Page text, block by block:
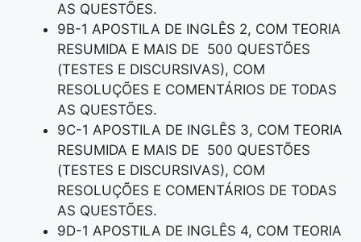
AS QUESTÕES.
9B-1 APOSTILA DE INGLÊS 2, COM TEORIA
RESUMIDA E MAIS DE 500 QUESTÕES
(TESTES E DISCURSIVAS), COM
RESOLUÇÕES E COMENTÁRIOS DE TODAS
AS QUESTÕES.
9C-1 APOSTILA DE INGLÊS 3, COM TEORIA
RESUMIDA E MAIS DE 500 QUESTÕES
(TESTES E DISCURSIVAS), COM
RESOLUÇÕES E COMENTÁRIOS DE TODAS
AS QUESTÕES.
9D-1 APOSTILA DE INGLÊS 4, COM TEORIA